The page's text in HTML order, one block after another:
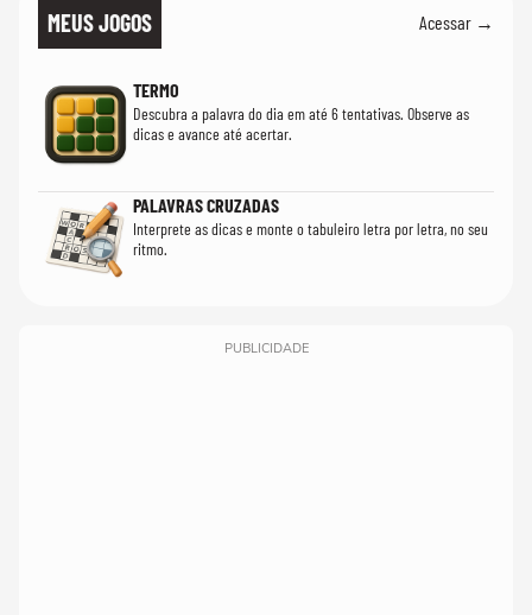
MEUS JOGOS Acessar →
TERMO
Descubra a palavra do dia em até 6 tentativas. Observe as
dicas e avance até acertar.
PALAVRAS CRUZADAS
Interprete as dicas e monte o tabuleiro letra por letra, no seu
ritmo.
PUBLICIDADE